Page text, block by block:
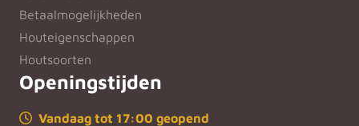
Betaalmogelijkheden
Houteigenschappen
Houtsoorten
Openingstijden
Vandaag tot 17:00 geopend